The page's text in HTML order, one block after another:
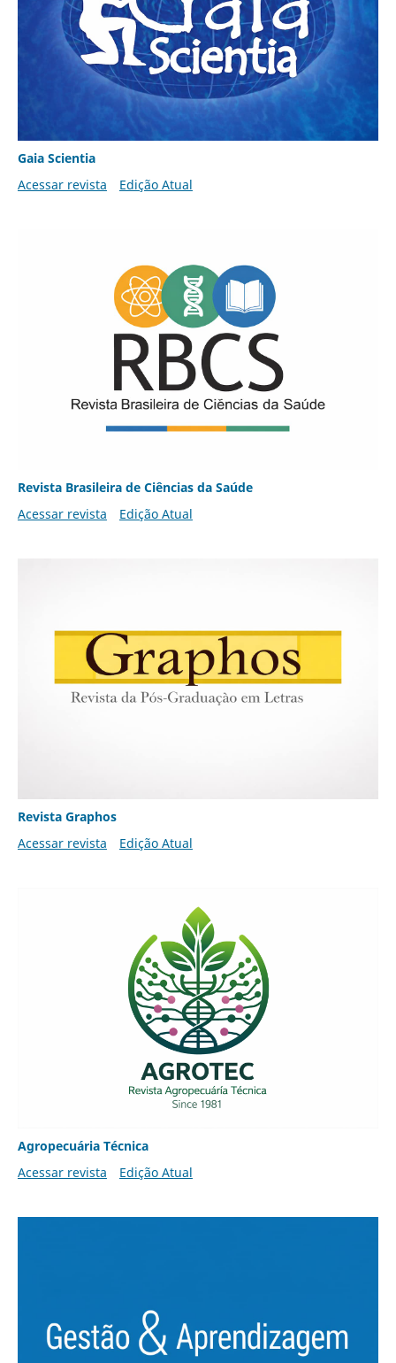
Gaia Scientia
Acessar revista
Edição Atual
Revista Brasileira de Ciências da Saúde
Acessar revista
Edição Atual
Revista Graphos
Acessar revista
Edição Atual
Agropecuária Técnica
Acessar revista
Edição Atual